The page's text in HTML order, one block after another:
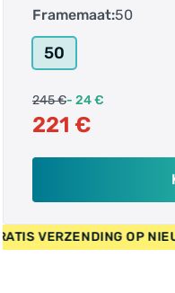
Framemaat:50
50
245 €- 24 €
221 €
• GRATIS